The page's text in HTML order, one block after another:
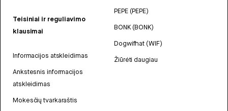
Teisiniai ir reguliavimo
klausimai
Informacijos atskleidimas
Ankstesnis informacijos
atskleidimas
Mokesčių tvarkaraštis
PEPE (PEPE)
BONK (BONK)
Dogwifhat (WIF)
Žiūrėti daugiau